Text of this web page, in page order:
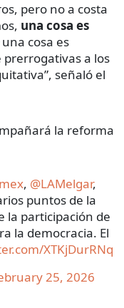
pero no a costa
una cosa es
cosa es
a los
señaló el
la reforma
, @LAMelgar,
puntos de la
la participación de
la democracia. El
XTKjDurRNq
25, 2026